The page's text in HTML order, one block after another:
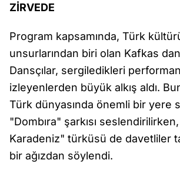
ZİRVEDE
Program kapsamında, Türk
unsurlarından biri olan Kafkas
Dansçılar, sergiledikleri
izleyenlerden büyük alkış aldı.
Türk dünyasında önemli bir yere
"Dombıra" şarkısı seslendirilirken,
Karadeniz" türküsü de davetliler
bir ağızdan söylendi.